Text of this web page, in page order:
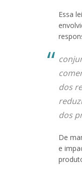
Essa
dos
dos
De
e